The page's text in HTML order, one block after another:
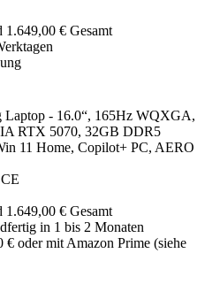
1.649,00 € Gesamt
- 16.0“, 165Hz WQXGA,
RTX 5070, 32GB DDR5
11 Home, Copilot+ PC, AERO
1.649,00 € Gesamt
in 1 bis 2 Monaten
€ oder mit Amazon Prime (siehe